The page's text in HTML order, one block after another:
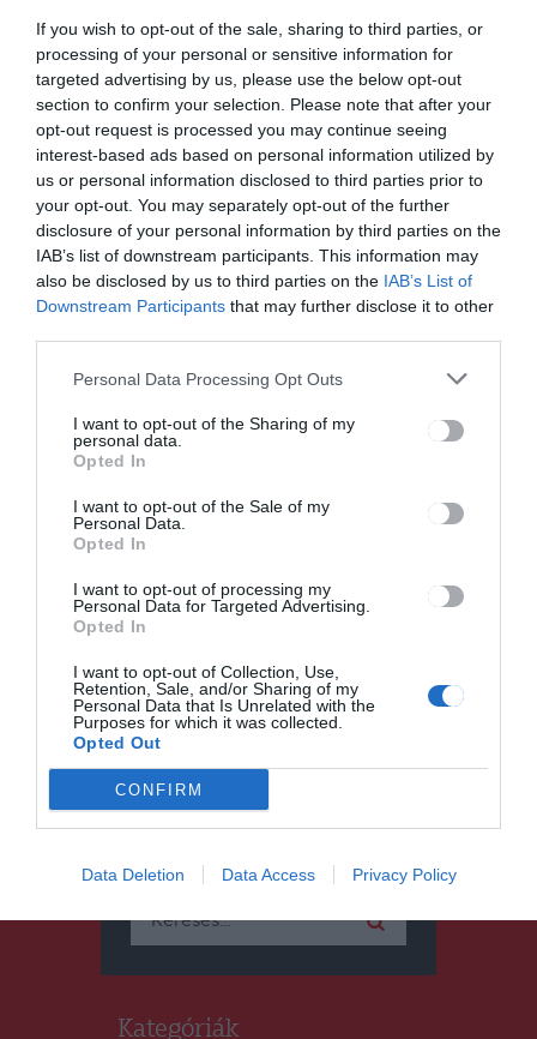
If you wish to opt-out of the sale, sharing to third parties, or
processing of your personal or sensitive information for
targeted advertising by us, please use the below opt-out
section to confirm your selection. Please note that after your
opt-out request is processed you may continue seeing
interest-based ads based on personal information utilized by
us or personal information disclosed to third parties prior to
your opt-out. You may separately opt-out of the further
disclosure of your personal information by third parties on the
IAB’s list of downstream participants. This information may
also be disclosed by us to third parties on the IAB’s List of
Downstream Participants that may further disclose it to other
Personal Data Processing Opt Outs
I want to opt-out of the Sharing of my
personal data.
Opted In
I want to opt-out of the Sale of my
Personal Data.
Opted In
I want to opt-out of processing my
Personal Data for Targeted Advertising.
Opted In
I want to opt-out of Collection, Use,
Retention, Sale, and/or Sharing of my
Personal Data that Is Unrelated with the
Purposes for which it was collected.
Opted Out
CONFIRM
Data Deletion Data Access Privacy Policy
energiaárak
at
Ez is érdekelheti
HÍRLISTA
HÍRLISTA
Kezdődik a diákok karácsonyi
vakációja
Kategóriák